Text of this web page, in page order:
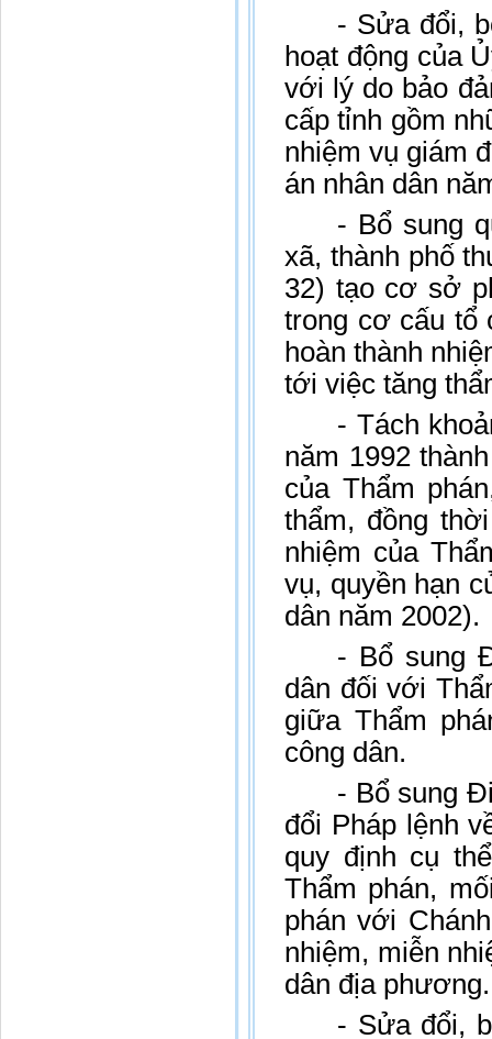
- Sửa đổi,
hoạt động của
với lý do bảo
cấp tỉnh gồm
nhiệm vụ giám
án nhân dân
- Bổ sung
xã, thành phố
32) tạo cơ sở
trong cơ cấu tổ
hoàn thành
tới việc tăng
- Tách
năm 1992
của Thẩm
thẩm, đồng
nhiệm của
vụ, quyền hạn
dân năm 2002).
- Bổ sung
dân đối với
giữa Thẩm
công dân.
- Bổ sung
đổi Pháp lệnh
quy định cụ
Thẩm phán,
phán với
nhiệm, miễn
dân địa phương.
- Sửa đổi,